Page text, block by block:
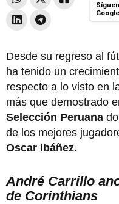
Desde su regreso al
ha tenido un
respecto a lo visto en
más que demostrado
Selección Peruana
de los mejores
Oscar Ibáñez.
André Carrillo
de Corinthians